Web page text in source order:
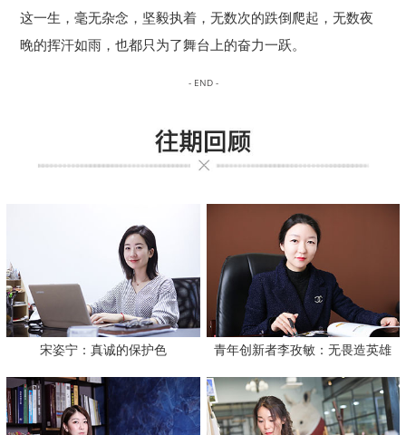
这一生，毫无杂念，坚毅执着，无数次的跌倒爬起，无数夜
晚的挥汗如雨，也都只为了舞台上的奋力一跃。
- END -
宋姿宁：真诚的保护色 青年创新者李孜敏：无畏造英雄